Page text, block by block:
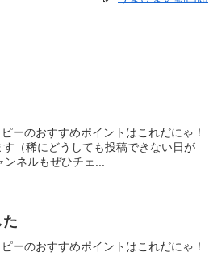
ーのおすすめポイントはこれだにゃ！
（稀にどうしても投稿できない日が
ネルもぜひチェ...
ーのおすすめポイントはこれだにゃ！